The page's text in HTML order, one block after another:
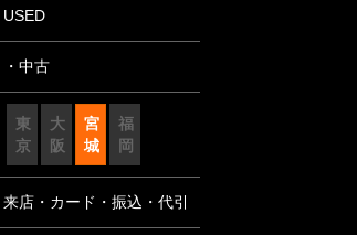
USED
・中古
東
京
大
阪
宮
城
福
岡
来店・カード・振込・代引